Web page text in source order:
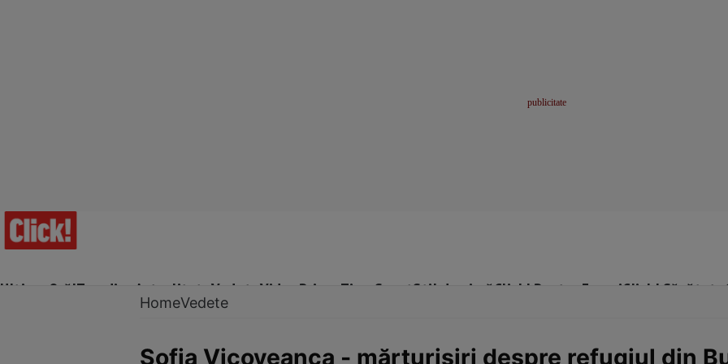
Ultima Oră!Trending Actualitate Vedete Video Prime Time SportStil de viațăClick! Pentru FemeiClick! Sănătate
HomeVedete
Sofia Vicoveanca - mărturisiri despre refugiul din